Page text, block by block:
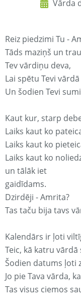
Vārda
Reiz piedzimi Tu -
Tāds maziņš un
Tev vārdiņu deva,
Lai spētu Tevi
Un šodien Tevi
Kaut kur, starp
Laiks kaut ko
Laiks kaut ko
Laiks kaut ko
un tālāk iet
gaidīdams.
Dzirdēji - Amrita?
Tas taču bija tavs
Kalendārs ir ļoti
Teic, kā katru vārdā
Šodien datums ļoti
Jo pie Tava vārda,
Tas visus ciemos